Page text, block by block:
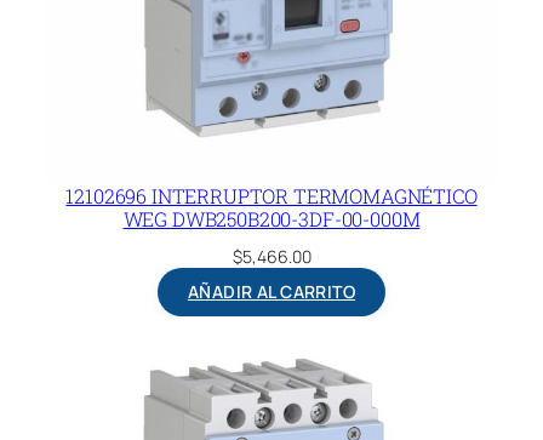
12102696 INTERRUPTOR TERMOMAGNÉTICO
WEG DWB250B200-3DF-00-000M
$5,466.00
AÑADIR AL CARRITO